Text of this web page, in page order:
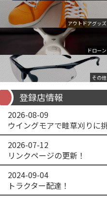
アウトドアグッズ
ドローン
その他
登録店情報
2026-08-09
2026-07-12
リンクページの更新！
2024-09-04
トラクター配達！